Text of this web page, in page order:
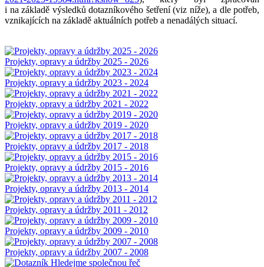
i na základě výsledků dotazníkového šetření (viz níže), a dle potřeb,
vznikajících na základě aktuálních potřeb a nenadálých situací.
Projekty, opravy a údržby 2025 - 2026
Projekty, opravy a údržby 2023 - 2024
Projekty, opravy a údržby 2021 - 2022
Projekty, opravy a údržby 2019 - 2020
Projekty, opravy a údržby 2017 - 2018
Projekty, opravy a údržby 2015 - 2016
Projekty, opravy a údržby 2013 - 2014
Projekty, opravy a údržby 2011 - 2012
Projekty, opravy a údržby 2009 - 2010
Projekty, opravy a údržby 2007 - 2008